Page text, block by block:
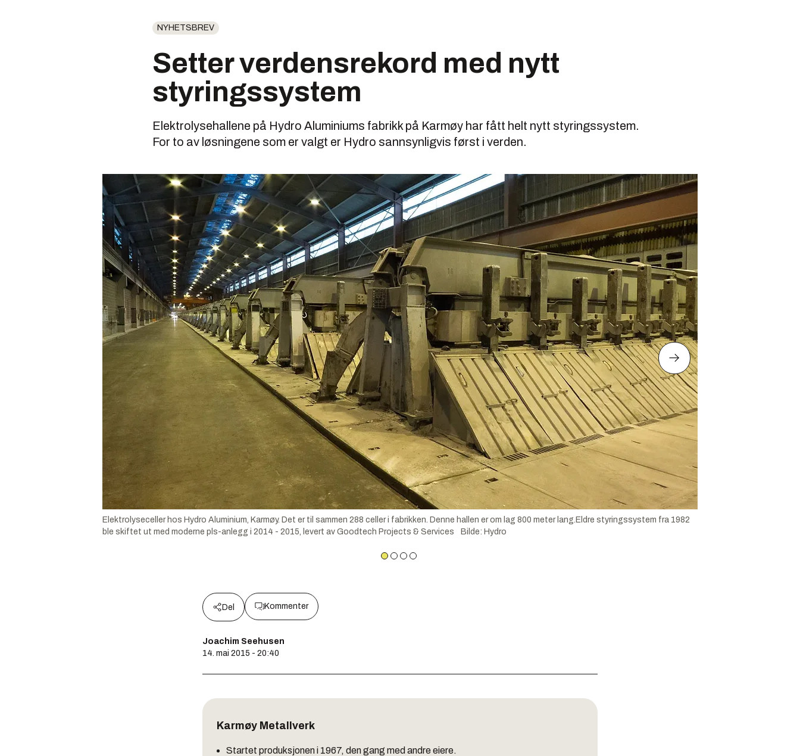
NYHETSBREV
Setter verdensrekord med nytt
styringssystem
Elektrolysehallene på Hydro Aluminiums fabrikk på Karmøy har fått helt nytt styringssystem.
For to av løsningene som er valgt er Hydro sannsynligvis først i verden.
Elektrolyseceller hos Hydro Aluminium, Karmøy. Det er til sammen 288 celler i fabrikken. Denne hallen er om lag 800 meter lang.Eldre styringssystem fra 1982
ble skiftet ut med moderne pls-anlegg i 2014 - 2015, levert av Goodtech Projects & Services
Bilde: Hydro
Del Kommenter
Joachim Seehusen
14. mai 2015 - 20:40
Karmøy Metallverk
Startet produksjonen i 1967, den gang med andre eiere.